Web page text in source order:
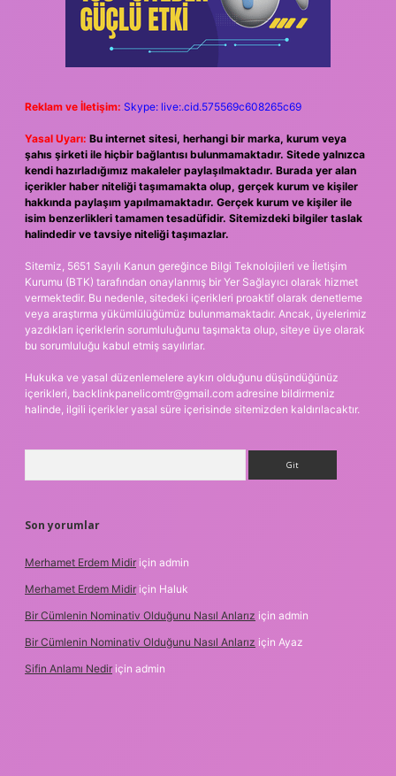
Reklam ve İletişim: Skype: live:.cid.575569c608265c69
Yasal Uyarı: Bu internet sitesi, herhangi bir marka, kurum veya
şahıs şirketi ile hiçbir bağlantısı bulunmamaktadır. Sitede yalnızca
kendi hazırladığımız makaleler paylaşılmaktadır. Burada yer alan
içerikler haber niteliği taşımamakta olup, gerçek kurum ve kişiler
hakkında paylaşım yapılmamaktadır. Gerçek kurum ve kişiler ile
isim benzerlikleri tamamen tesadüfidir. Sitemizdeki bilgiler taslak
halindedir ve tavsiye niteliği taşımazlar.
Sitemiz, 5651 Sayılı Kanun gereğince Bilgi Teknolojileri ve İletişim
Kurumu (BTK) tarafından onaylanmış bir Yer Sağlayıcı olarak hizmet
vermektedir. Bu nedenle, sitedeki içerikleri proaktif olarak denetleme
veya araştırma yükümlülüğümüz bulunmamaktadır. Ancak, üyelerimiz
yazdıkları içeriklerin sorumluluğunu taşımakta olup, siteye üye olarak
bu sorumluluğu kabul etmiş sayılırlar.
Hukuka ve yasal düzenlemelere aykırı olduğunu düşündüğünüz
içerikleri, backlinkpanelicomtr@gmail.com adresine bildirmeniz
halinde, ilgili içerikler yasal süre içerisinde sitemizden kaldırılacaktır.
Son yorumlar
Merhamet Erdem Midir için admin
Merhamet Erdem Midir için Haluk
Bir Cümlenin Nominativ Olduğunu Nasıl Anlarız için admin
Bir Cümlenin Nominativ Olduğunu Nasıl Anlarız için Ayaz
Sifin Anlamı Nedir için admin